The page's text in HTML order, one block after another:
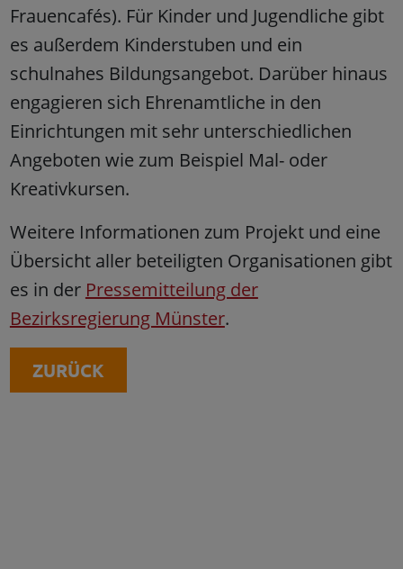
Frauencafés). Für Kinder und Jugendliche gibt
es außerdem Kinderstuben und ein
schulnahes Bildungsangebot. Darüber hinaus
engagieren sich Ehrenamtliche in den
Einrichtungen mit sehr unterschiedlichen
Angeboten wie zum Beispiel Mal- oder
Kreativkursen.
Weitere Informationen zum Projekt und eine
Übersicht aller beteiligten Organisationen gibt
es in der Pressemitteilung der
Bezirksregierung Münster.
ZURÜCK